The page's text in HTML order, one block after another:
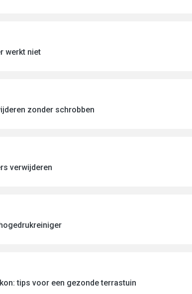
werkt niet
zonder schrobben
verwijderen
tips voor een gezonde terrastuin